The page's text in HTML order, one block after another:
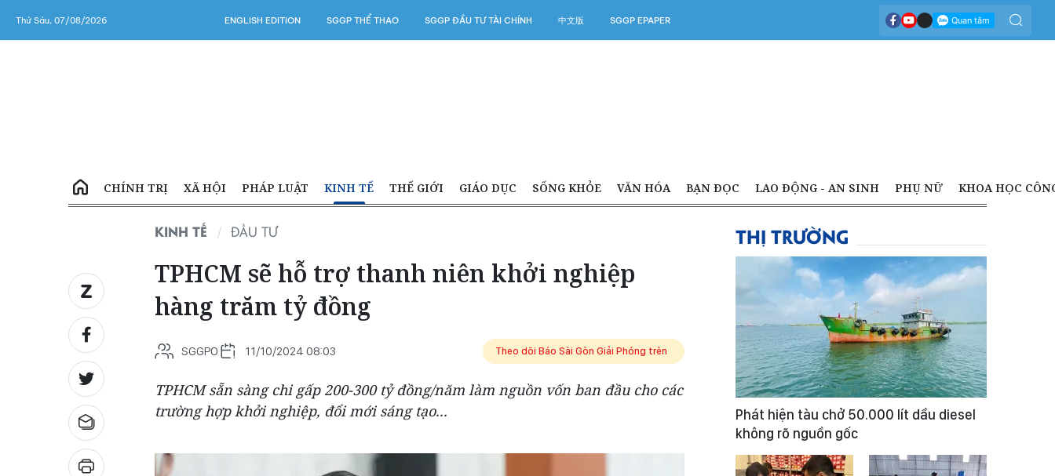
Thứ Sáu, 07/08/2026 ENGLISH EDITION SGGP THỂ THAO SGGP ĐẦU TƯ TÀI CHÍNH 中文版 SGGP EPAPER
CHÍNH TRỊ XÃ HỘI PHÁP LUẬT KINH TẾ THẾ GIỚI GIÁO DỤC SỐNG KHỎE VĂN HÓA BẠN ĐỌC LAO ĐỘNG - AN SINH PHỤ NỮ KHOA HỌC
KINH TẾ ĐẦU TƯ
TPHCM sẽ hỗ trợ thanh niên khởi nghiệp
hàng trăm tỷ đồng
SGGPO 11/10/2024 08:03 Theo dõi Báo Sài Gòn Giải Phóng trên
TPHCM sẵn sàng chi gấp 200-300 tỷ đồng/năm làm nguồn vốn ban đầu cho các
trường hợp khởi nghiệp, đổi mới sáng tạo...
THỊ TRƯỜNG
Phát hiện tàu chở 50.000 lít dầu diesel
không rõ nguồn gốc